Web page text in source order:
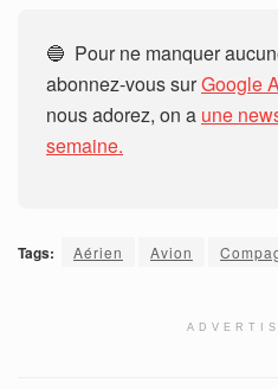
🔵 Pour ne manquer
abonnez-vous surGoogle
nous adorez, on a une
semaine.
Tags: Aérien Avion